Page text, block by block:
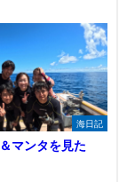
海日記
マンタを見た